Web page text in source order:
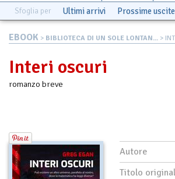
Sfoglia per Ultimi arrivi Prossime uscite
EBOOK > BIBLIOTECA DI UN SOLE LONTAN... >
Interi oscuri
romanzo breve
Autore
Titolo